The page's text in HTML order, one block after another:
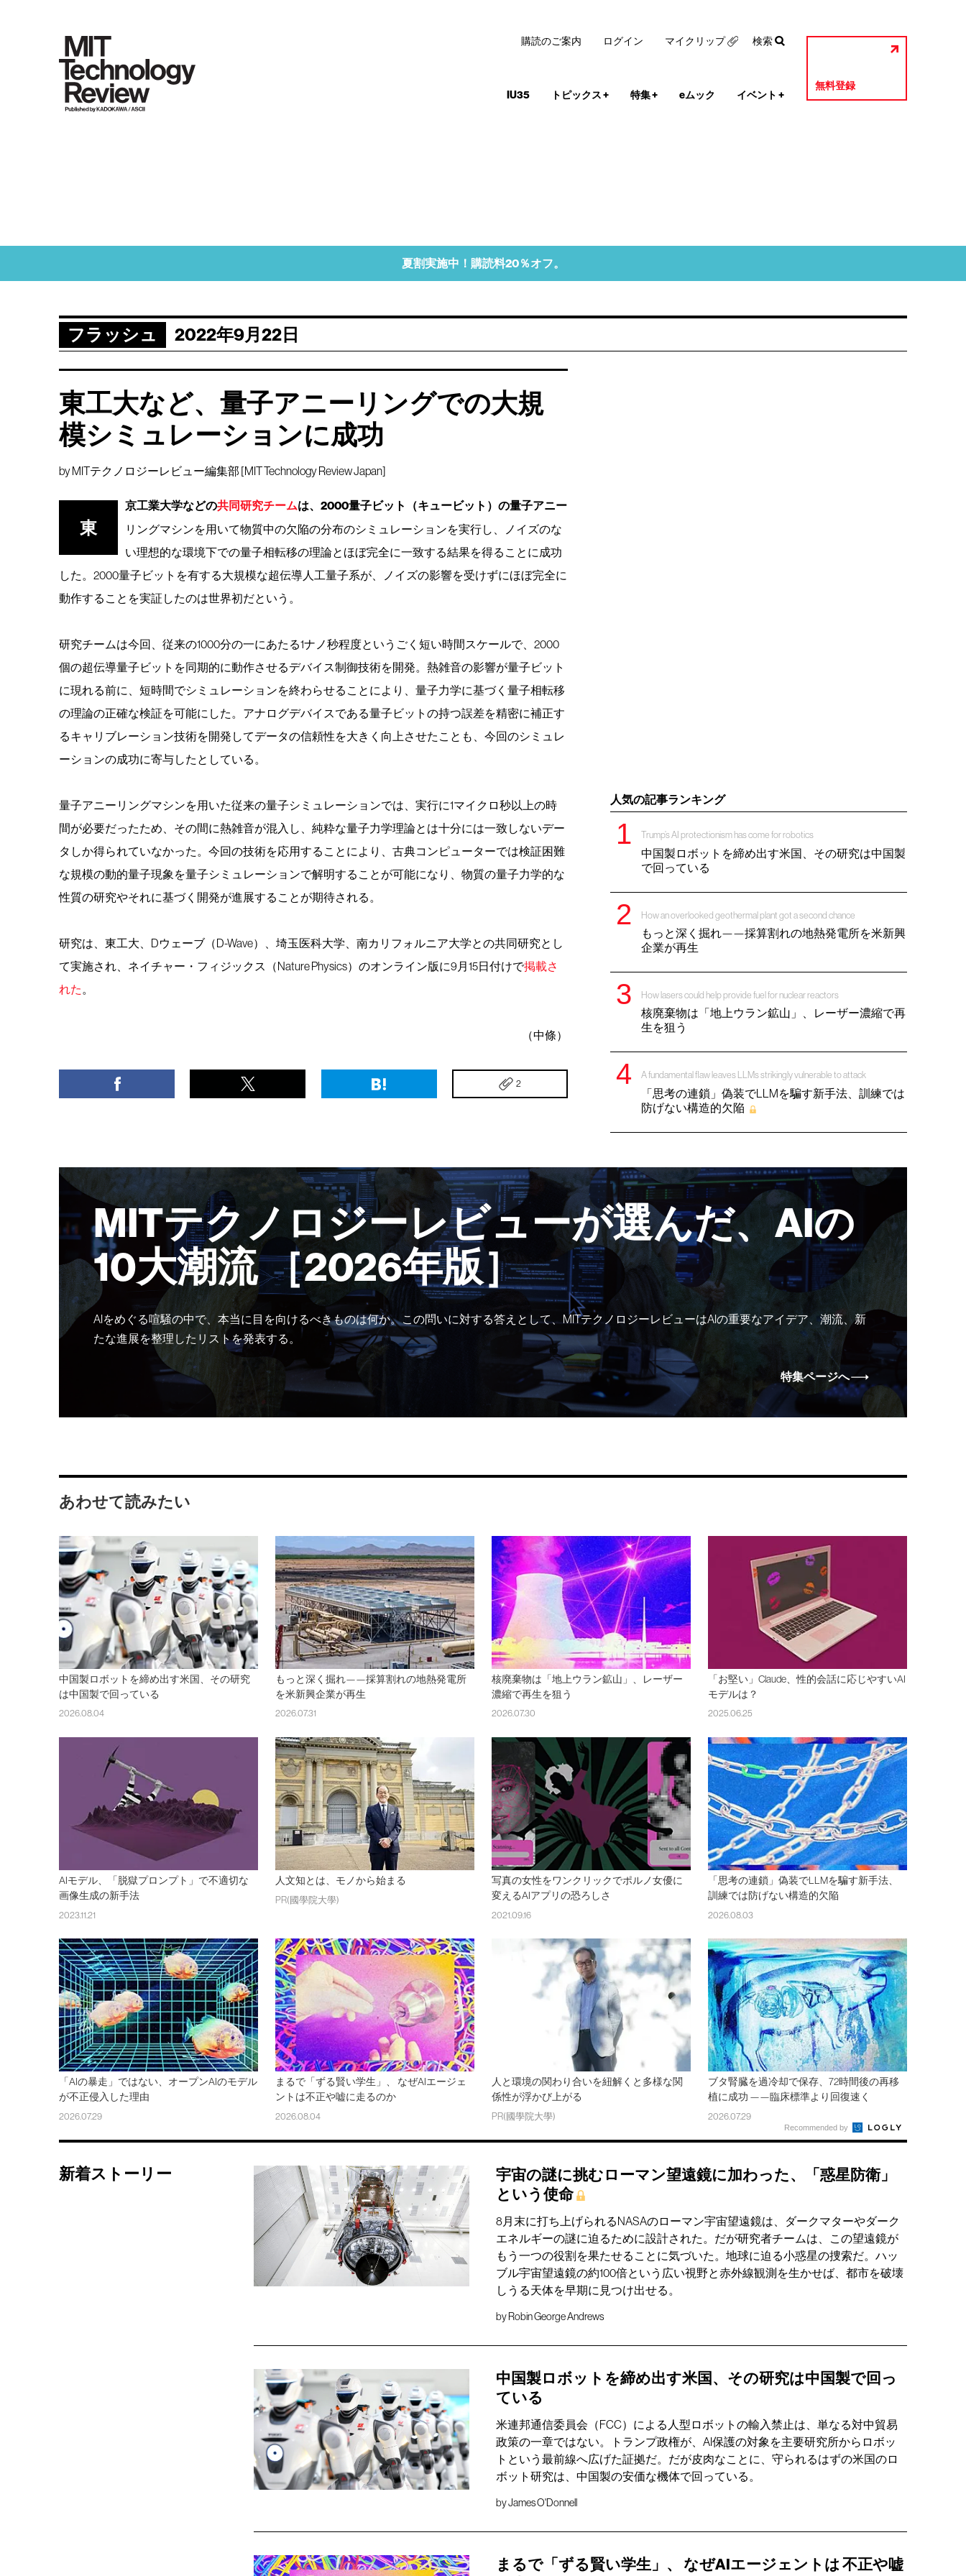
IU35 トピックス+ 特集+ eムック イベント +
無料登録
購読のご案内 ログイン マイクリップ 検索
夏割実施中！購読料20％オフ。
フラッシュ 2022年9月22日
東工大など、量子アニーリングでの大規
模シミュレーションに成功
byMITテクノロジーレビュー編集部 [MIT Technology Review Japan]
東
京工業大学などの共同研究チームは、2000量子ビット（キュービット）の量子アニー
リングマシンを用いて物質中の欠陥の分布のシミュレーションを実行し、ノイズのな
い理想的な環境下での量子相転移の理論とほぼ完全に一致する結果を得ることに成功
した。2000量子ビットを有する大規模な超伝導人工量子系が、ノイズの影響を受けずにほぼ完全に
動作することを実証したのは世界初だという。
研究チームは今回、従来の1000分の一にあたる1ナノ秒程度というごく短い時間スケールで、2000
個の超伝導量子ビットを同期的に動作させるデバイス制御技術を開発。熱雑音の影響が量子ビット
に現れる前に、短時間でシミュレーションを終わらせることにより、量子力学に基づく量子相転移
の理論の正確な検証を可能にした。アナログデバイスである量子ビットの持つ誤差を精密に補正す
るキャリブレーション技術を開発してデータの信頼性を大きく向上させたことも、今回のシミュレ
ーションの成功に寄与したとしている。
量子アニーリングマシンを用いた従来の量子シミュレーションでは、実行に1マイクロ秒以上の時
間が必要だったため、その間に熱雑音が混入し、純粋な量子力学理論とは十分には一致しないデー
タしか得られていなかった。今回の技術を応用することにより、古典コンピューターでは検証困難
な規模の動的量子現象を量子シミュレーションで解明することが可能になり、物質の量子力学的な
性質の研究やそれに基づく開発が進展することが期待される。
研究は、東工大、Dウェーブ（D-Wave）、埼玉医科大学、南カリフォルニア大学との共同研究とし
て実施され、ネイチャー・フィジックス（Nature Physics）のオンライン版に9月15日付けで掲載さ
れた 。
（中條）
2
人気の記事ランキング
Trump’s AI protectionism has come for robotics
中国製ロボットを締め出す米国、その研究は中国製
で回っている
How an overlooked geothermal plant got a second chance
もっと深く掘れ——採算割れの地熱発電所を米新興
企業が再生
How lasers could help provide fuel for nuclear reactors
核廃棄物は「地上ウラン鉱山」、レーザー濃縮で再
生を狙う
A fundamental flaw leaves LLMs strikingly vulnerable to attack
「思考の連鎖」偽装でLLMを騙す新手法、訓練では
防げない構造的欠陥
MITテクノロジーレビューが選んだ、AIの
10大潮流 ［2026年版］
AIをめぐる喧騒の中で、本当に目を向けるべきものは何か。この問いに対する答えとして、MITテクノロジーレビューはAIの重要なアイデア、潮流、新
たな進展を整理したリストを発表する。
特集ページへ
あわせて読みたい
中国製ロボットを締め出す米国、その研究
は中国製で回っている
2026.08.04
もっと深く掘れ——採算割れの地熱発電所
を米新興企業が再生
2026.07.31
核廃棄物は「地上ウラン鉱山」、レーザー
濃縮で再生を狙う
2026.07.30
「お堅い」Claude、性的会話に応じやすいAI
モデルは？
2025.06.25
AIモデル、「脱獄プロンプト」で不適切な
画像生成の新手法
2023.11.21
人文知とは、モノから始まる
PR(國學院大學)
写真の女性をワンクリックでポルノ女優に
変えるAIアプリの恐ろしさ
2021.09.16
「思考の連鎖」偽装でLLMを騙す新手法、
訓練では防げない構造的欠陥
2026.08.03
「AIの暴走」ではない、オープンAIのモデル
が不正侵入した理由
2026.07.29
まるで「ずる賢い学生」、 なぜAIエージェ
ントは不正や嘘に走るのか
2026.08.04
人と環境の関わり合いを紐解くと多様な関
係性が浮かび上がる
PR(國學院大學)
ブタ腎臓を過冷却で保存、72時間後の再移
植に成功 ——臨床標準より回復速く
2026.07.29
Recommended by
新着ストーリー
宇宙の謎に挑むローマン望遠鏡に加わった、「惑星防衛」
という使命
8月末に打ち上げられるNASAのローマン宇宙望遠鏡は、ダークマターやダーク
エネルギーの謎に迫るために設計された。だが研究者チームは、この望遠鏡が
もう一つの役割を果たせることに気づいた。地球に迫る小惑星の捜索だ。ハッ
ブル宇宙望遠鏡の約100倍という広い視野と赤外線観測を生かせば、都市を破壊
しうる天体を早期に見つけ出せる。
byRobin George Andrews
中国製ロボットを締め出す米国、その研究は中国製で回っ
ている
米連邦通信委員会（FCC）による人型ロボットの輸入禁止は、単なる対中貿易
政策の一章ではない。トランプ政権が、AI保護の対象を主要研究所からロボッ
トという最前線へ広げた証拠だ。だが皮肉なことに、守られるはずの米国のロ
ボット研究は、中国製の安価な機体で回っている。
byJames O'Donnell
まるで「ずる賢い学生」、 なぜAIエージェントは不正や嘘